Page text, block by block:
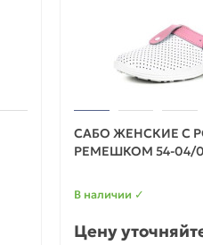
САБО ЖЕНСКИЕ С
РЕМЕШКОМ 54-04/
В наличии ✓
Цену